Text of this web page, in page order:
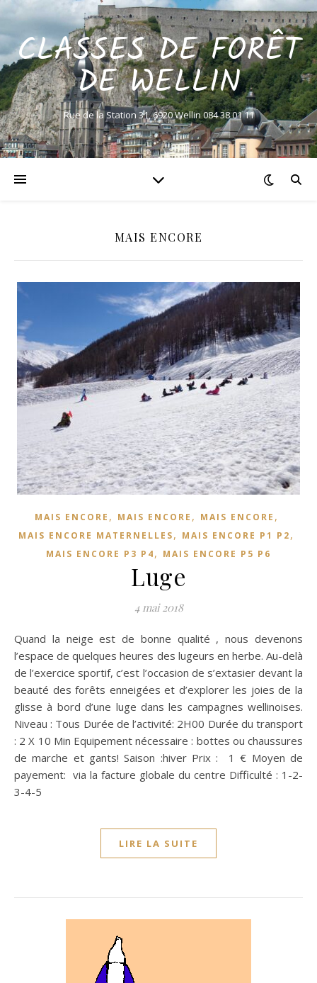
CLASSES DE FORÊT
DE WELLIN
Rue de la Station 31, 6920 Wellin 084 38 01 11
MAIS ENCORE
MAIS ENCORE , MAIS ENCORE , MAIS ENCORE ,
MAIS ENCORE MATERNELLES, MAIS ENCORE P1 P2,
MAIS ENCORE P3 P4, MAIS ENCORE P5 P6
Luge
4 mai 2018
Quand la neige est de bonne qualité , nous devenons
l’espace de quelques heures des lugeurs en herbe. Au-delà
de l’exercice sportif, c’est l’occasion de s’extasier devant la
beauté des forêts enneigées et d’explorer les joies de la
glisse à bord d’une luge dans les campagnes wellinoises.
Niveau : Tous Durée de l’activité: 2H00 Durée du transport
: 2 X 10 Min Equipement nécessaire : bottes ou chaussures
de marche et gants! Saison :hiver Prix : 1 € Moyen de
payement: via la facture globale du centre Difficulté : 1-2-
3-4-5
LIRE LA SUITE